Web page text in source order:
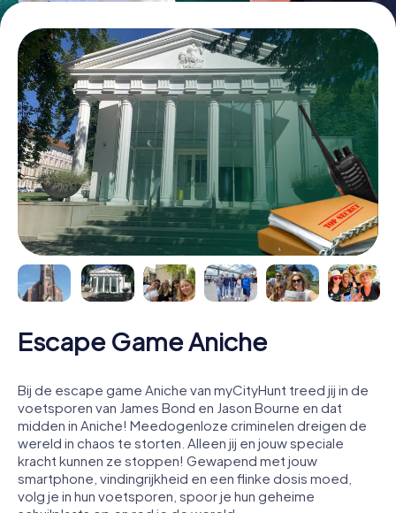
Escape Game Aniche
Bij de escape game Aniche van myCityHunt treed jij in de
voetsporen van James Bond en Jason Bourne en dat
midden in Aniche! Meedogenloze criminelen dreigen de
wereld in chaos te storten. Alleen jij en jouw speciale
kracht kunnen ze stoppen! Gewapend met jouw
smartphone, vindingrijkheid en een flinke dosis moed,
volg je in hun voetsporen, spoor je hun geheime